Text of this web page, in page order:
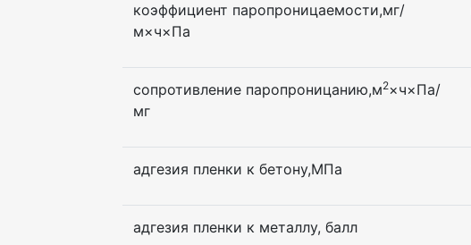
коэффициент паропроницаемости,мг/
м×ч×Па
сопротивление паропроницанию,м2×ч×Па/
мг
адгезия пленки к бетону,МПа
адгезия пленки к металлу, балл